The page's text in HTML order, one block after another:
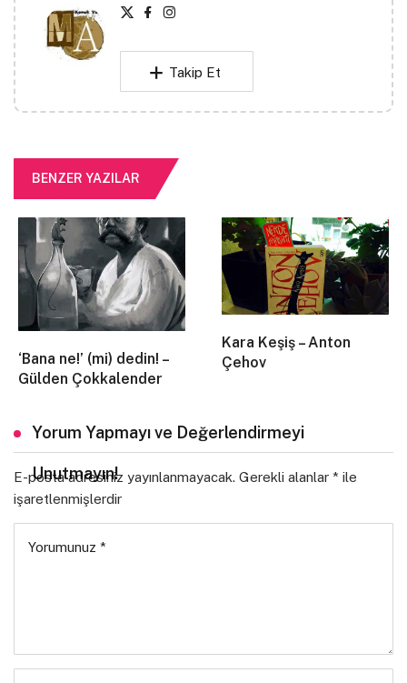
Bıraktın gözlerinin hüznünü avuçlarıma,
Islak öylesine.
Tekrar nefes almak bile…
Uzaklara çağıran ezgisini duyduğumda sesinin,
Cennetteydim.
Uyandığımda teknedeydim,
Kendimi içinde bulduğum sonsuzlukta.
Avuçlarımın içindeki buğulu gözlerin.
Takip Et
BENZER YAZILAR
‘Bana ne!’ (mi) dedin! –
Gülden Çokkalender
Kara Keşiş – Anton
Çehov
Yorum Yapmayı ve Değerlendirmeyi
Unutmayın!
E-posta adresiniz yayınlanmayacak. Gerekli alanlar * ile
işaretlenmişlerdir
Yorumunuz *